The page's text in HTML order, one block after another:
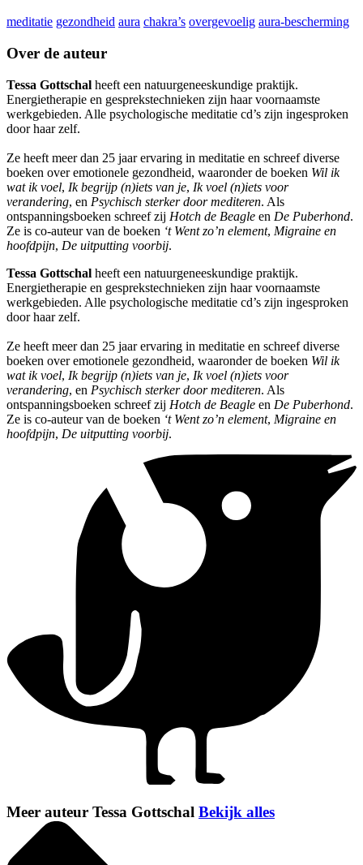
meditatie gezondheid aura chakra’s overgevoelig aura-bescherming
Over de auteur
Tessa Gottschal heeft een natuurgeneeskundige praktijk.
Energietherapie en gesprekstechnieken zijn haar voornaamste
werkgebieden. Alle psychologische meditatie cd’s zijn ingesproken
door haar zelf.
Ze heeft meer dan 25 jaar ervaring in meditatie en schreef diverse
boeken over emotionele gezondheid, waaronder de boeken Wil ik
wat ik voel, Ik begrijp (n)iets van je, Ik voel (n)iets voor
verandering, en Psychisch sterker door mediteren. Als
ontspanningsboeken schreef zij Hotch de Beagle en De Puberhond.
Ze is co-auteur van de boeken ‘t Went zo’n element, Migraine en
hoofdpijn, De uitputting voorbij.
Tessa Gottschal heeft een natuurgeneeskundige praktijk.
Energietherapie en gesprekstechnieken zijn haar voornaamste
werkgebieden. Alle psychologische meditatie cd’s zijn ingesproken
door haar zelf.
Ze heeft meer dan 25 jaar ervaring in meditatie en schreef diverse
boeken over emotionele gezondheid, waaronder de boeken Wil ik
wat ik voel, Ik begrijp (n)iets van je, Ik voel (n)iets voor
verandering, en Psychisch sterker door mediteren. Als
ontspanningsboeken schreef zij Hotch de Beagle en De Puberhond.
Ze is co-auteur van de boeken ‘t Went zo’n element, Migraine en
hoofdpijn, De uitputting voorbij.
Meer auteur Tessa Gottschal Bekijk alles